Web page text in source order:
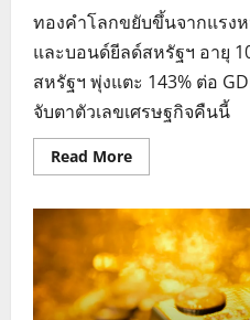
ทองคำโลกขยับขึ้นจากแรง
และบอนด์ยีลด์สหรัฐฯ อายุ
สหรัฐฯ พุ่งแตะ 143% ต่อ
จับตาตัวเลขเศรษฐกิจคืนนี้
Read MoreRead
more
โน้ม
ราคา
ทองคำ
16
ต.ค.
68